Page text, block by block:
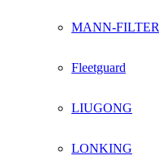
MANN-FILTER
Fleetguard
LIUGONG
LONKING